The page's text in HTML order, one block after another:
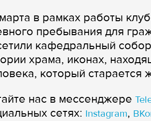
в рамках работы
пребывания для
кафедральный
храма, иконах,
который
нас в мессенджере
сетях: Instagram,